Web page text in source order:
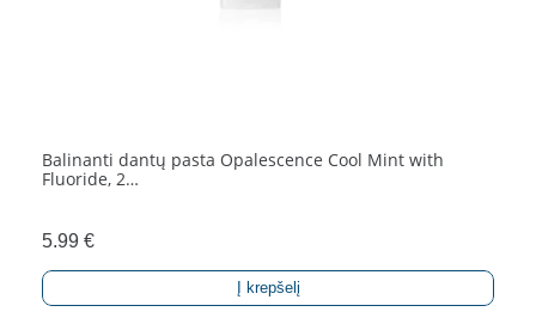
Balinanti dantų pasta Opalescence Cool Mint with
Fluoride, 2…
5.99 €
Į krepšelį